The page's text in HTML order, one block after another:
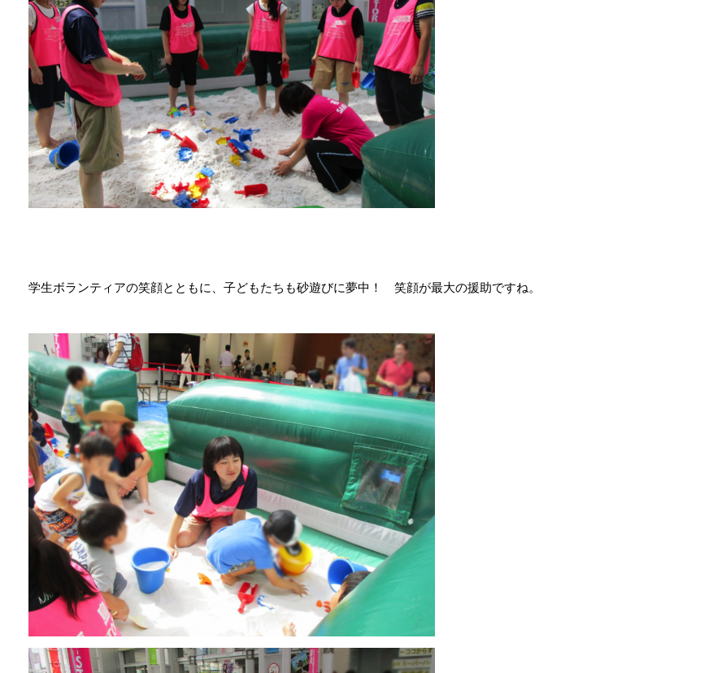
学生ボランティアの笑顔とともに、子どもたちも砂遊びに夢中！ 笑顔が最大の援助ですね。